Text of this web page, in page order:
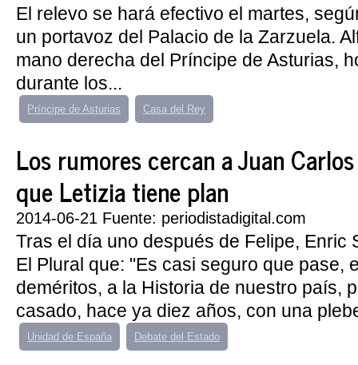
El relevo se hará efectivo el martes,
un portavoz del Palacio de la Zarzuela.
mano derecha del Príncipe de Asturias,
durante los...
Príncipe de Asturias Casa del Rey
Los rumores cercan a Juan
que Letizia tiene plan
2014-06-21 Fuente: periodistadigital.com
Tras el día uno después de Felipe, Enric
El Plural que: "Es casi seguro que pase,
deméritos, a la Historia de nuestro país,
casado, hace ya diez años, con una
Unidad de España Debate del Estado